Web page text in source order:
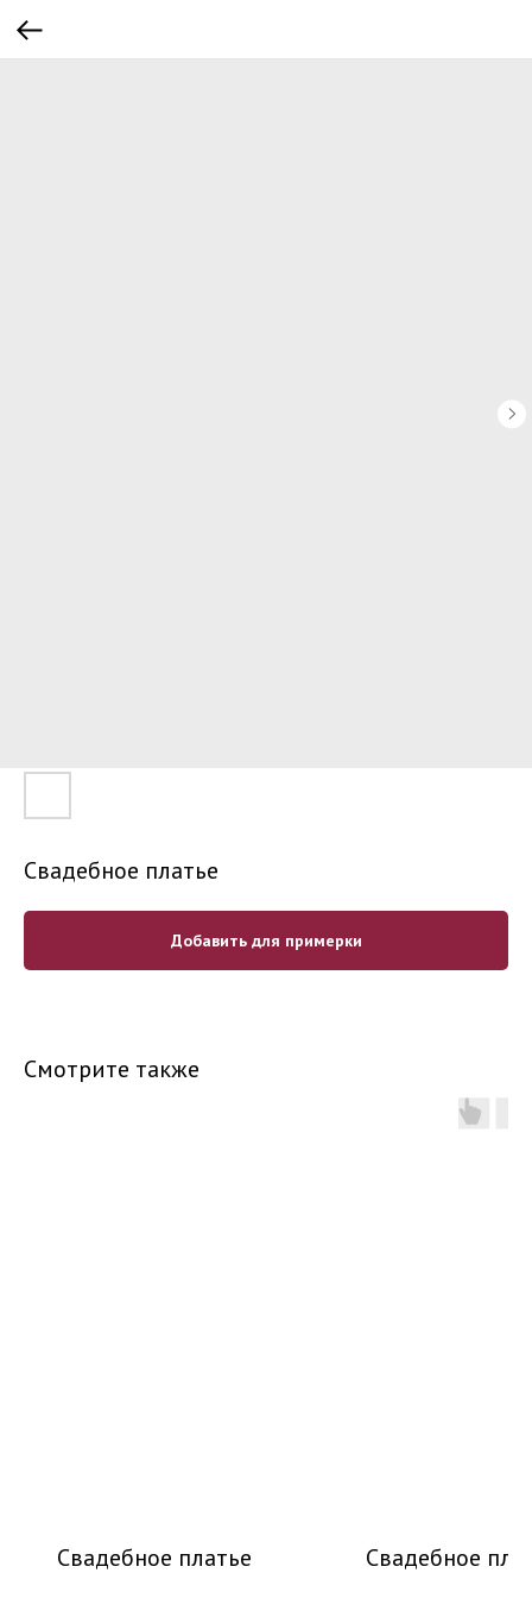
Свадебное платье
Добавить для примерки
Смотрите также
Свадебное платье Свадебное